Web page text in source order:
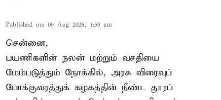
Published on: 09 Aug 2026, 1:59 am
சென்னை,
பயணிகளின் நலன் மற்றும் வசதியை
மேம்படுத்தும் நோக்கில், அரசு விரைவுப்
போக்குவரத்துக் கழகத்தின் நீண்ட தூரப்